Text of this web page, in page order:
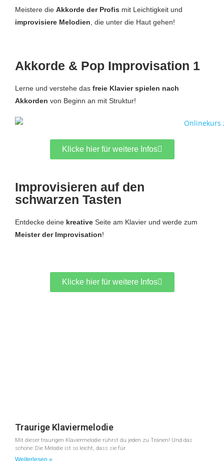
Meistere die Akkorde der Profis mit Leichtigkeit und
improvisiere Melodien , die unter die Haut gehen!
Akkorde & Pop Improvisation 1
Lerne und verstehe das freie Klavier spielen nach
Akkorden von Beginn an mit Struktur!
Klicke hier für weitere Infos
Improvisieren auf den
schwarzen Tasten
Entdecke deine kreative Seite am Klavier und werde zum
Meister der Improvisation!
Klicke hier für weitere Infos
Traurige Klaviermelodie
Mit dieser traurigen Klaviermelodie rührst du jeden zu Tränen! Und das
schöne: Die Melodie ist so leicht, dass sie für
Weiterlesen »